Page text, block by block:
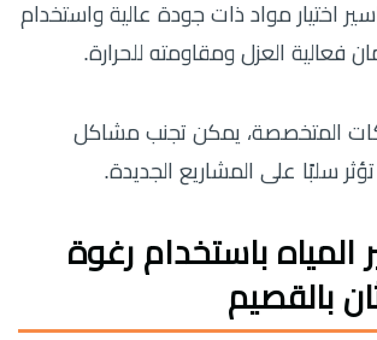
اختيار مواد ذات جودة عالية واستخدام
فعالية العزل ومقاومته للحرارة.
المتخصصة، يمكن تجنب مشاكل
سلبًا على المشاريع الجديدة.
المياه باستخدام رغوة
بالقصيم